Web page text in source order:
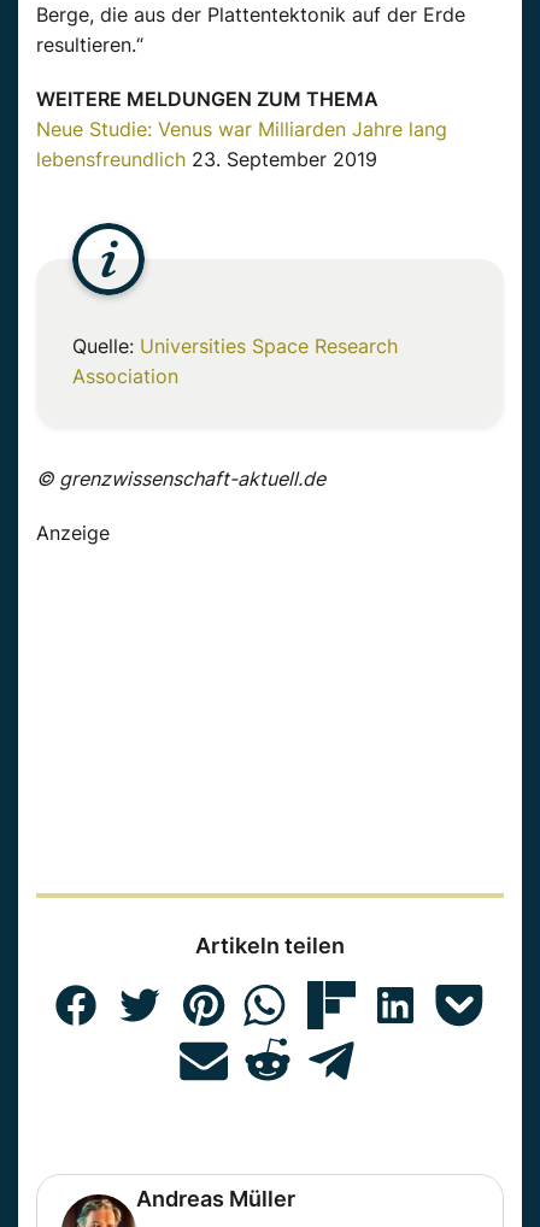
Berge, die aus der Plattentektonik auf der Erde
resultieren.“
WEITERE MELDUNGEN ZUM THEMA
Neue Studie: Venus war Milliarden Jahre lang
lebensfreundlich 23. September 2019
Quelle: Universities Space Research
Association
© grenzwissenschaft-aktuell.de
Anzeige
Artikeln teilen
Andreas Müller